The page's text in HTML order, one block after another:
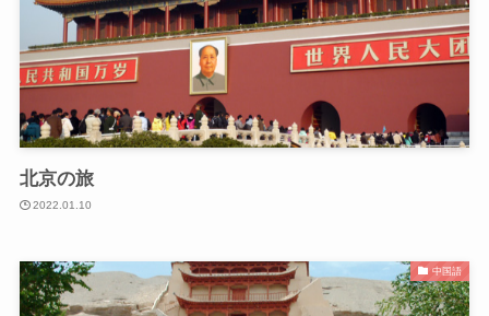
北京の旅
2022.01.10
中国語